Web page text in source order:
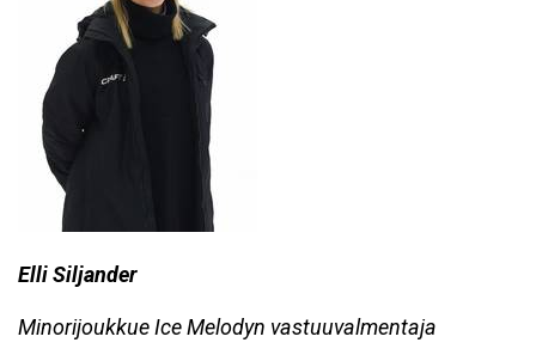
Elli Siljander
Minorijoukkue Ice Melodyn vastuuvalmentaja